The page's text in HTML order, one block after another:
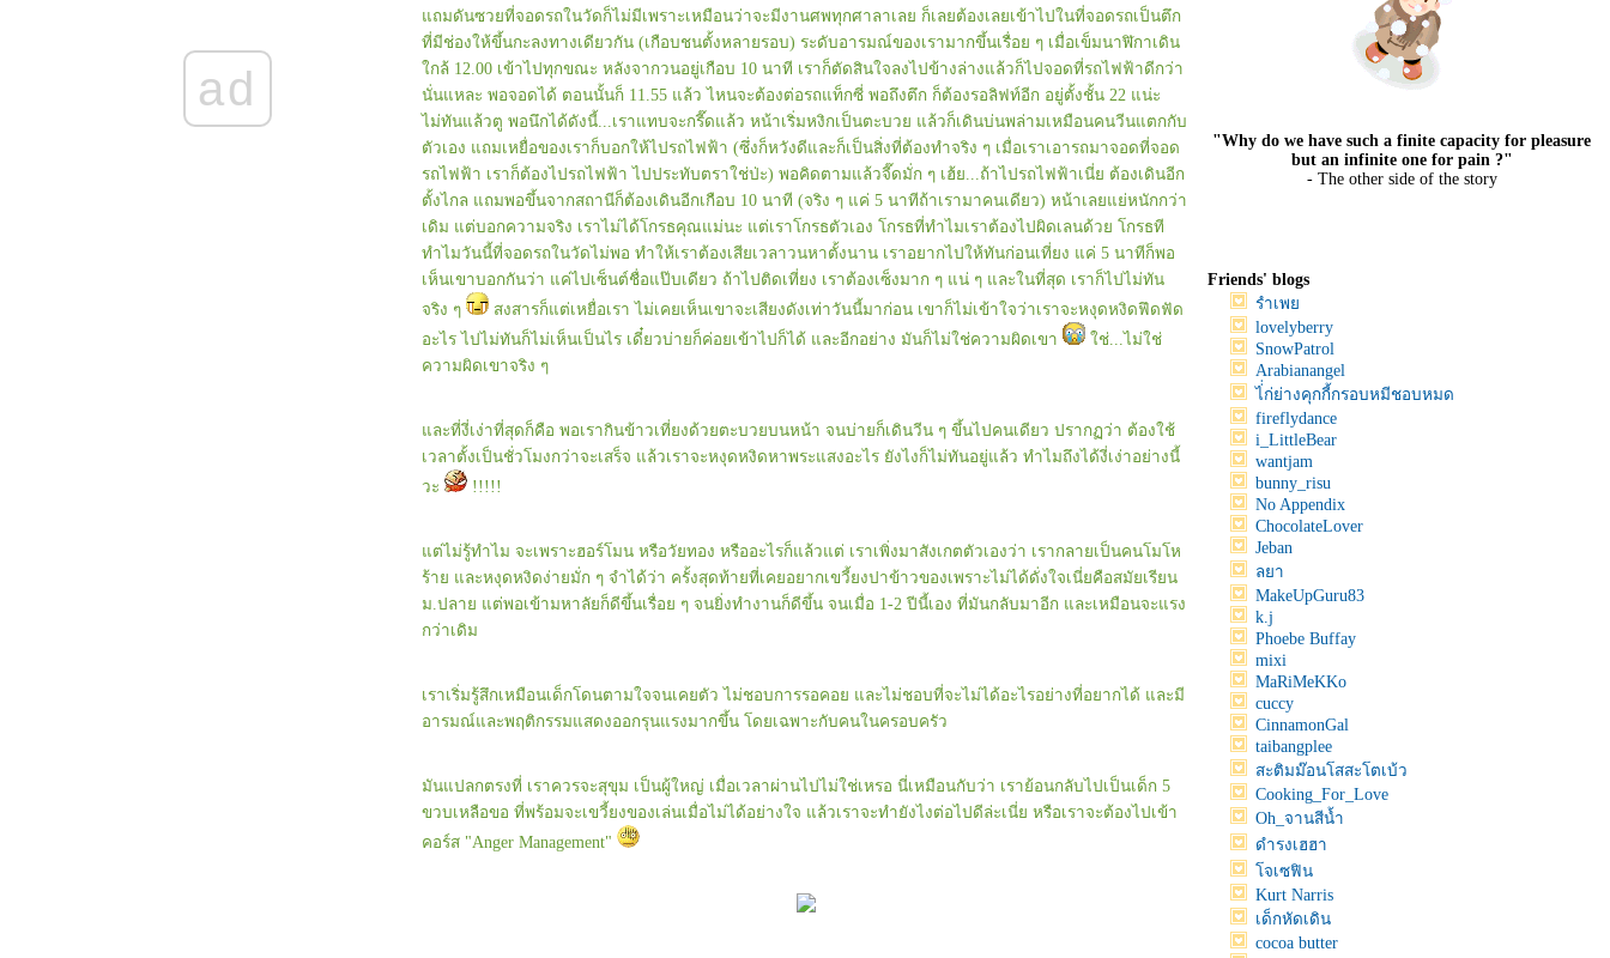
Goodbye October & Welcome my sweet
- - My Happy Moments - -
ad
ถมดันซวยที่จอดรถในวัดก็ไม่มีเพราะเหมือนว่าจะมีงานศพทุกศาลาเลย ก็เลยต้องเลยเข้าไปในที่จอดรถเป็นตึก
ที่มีช่องให้ขึ้นกะลงทางเดียวกัน (เกือบชนตั้งหลายรอบ) ระดับอารมณ์ของเรามากขึ้นเรื่อย ๆ เมื่อเข็มนาฬิกาเดิน
กล้ 12.00 เข้าไปทุกขณะ หลังจากวนอยู่เกือบ 10 นาที เราก็ตัดสินใจลงไปข้างล่างแล้วก็ไปจอดที่รถไฟฟ้าดีกว่า
นั่นแหละ พอจอดได้ ตอนนั้นก็ 11.55 แล้ว ไหนจะต้องต่อรถแท็กซี่ พอถึงตึก ก็ต้องรอลิฟท์อีก อยู่ตั้งชั้น 22 แน่ะ
ไม่ทันแล้วตู พอนึกได้ดังนี้...เราแทบจะกรี๊ดแล้ว หน้าเริ่มหงิกเป็นตะบวย แล้วก็เดินบ่นพล่ามเหมือนคนวีนแตกกับ
ตัวเอง แถมเหยื่อของเราก็บอกให้ไปรถไฟฟ้า (ซึ่งก็หวังดีและก็เป็นสิ่งที่ต้องทำจริง ๆ เมื่อเราเอารถมาจอดที่จอด
รถไฟฟ้า เราก็ต้องไปรถไฟฟ้า ไปประทับตราใช่ป่ะ) พอคิดตามแล้วจี๊ดมั่ก ๆ เฮ้ย...ถ้าไปรถไฟฟ้าเนี่ย ต้องเดินอีก
ตั้งไกล แถมพอขึ้นจากสถานีก็ต้องเดินอีกเกือบ 10 นาที (จริง ๆ แค่ 5 นาทีถ้าเรามาคนเดียว) หน้าเลยแย่หนักกว่า
เดิม แต่บอกความจริง เราไม่ได้โกรธคุณแม่นะ แต่เราโกรธตัวเอง โกรธที่ทำไมเราต้องไปผิดเลนด้วย โกรธที
ทำไมวันนี้ที่จอดรถในวัดไม่พอ ทำให้เราต้องเสียเวลาวนหาตั้งนาน เราอยากไปให้ทันก่อนเที่ยง แค่ 5 นาทีก็พอ
เห็นเขาบอกกันว่า แค่ไปเซ็นต์ชื่อแป๊บเดียว ถ้าไปติดเที่ยง เราต้องเซ็งมาก ๆ แน่ ๆ และในที่สุด เราก็ไปไม่ทัน
จริง ๆ
สงสารก็แต่เหยื่อเรา ไม่เคยเห็นเขาจะเสียงดังเท่าวันนี้มาก่อน เขาก็ไม่เข้าใจว่าเราจะหงุดหงิดฟึดฟัด
อะไร ไปไม่ทันก็ไม่เห็นเป็นไร เดี๋ยวบ่ายก็ค่อยเข้าไปก็ได้ และอีกอย่าง มันก็ไม่ใช่ความผิดเขา
ช่...ไม่ใช่
ความผิดเขาจริง ๆ
ละที่งี่เง่าที่สุดก็คือ พอเรากินข้าวเที่ยงด้วยตะบวยบนหน้า จนบ่ายก็เดินวีน ๆ ขึ้นไปคนเดียว ปรากฏว่า ต้องใช้
เวลาตั้งเป็นชั่วโมงกว่าจะเสร็จ แล้วเราจะหงุดหงิดหาพระแสงอะไร ยังไงก็ไม่ทันอยู่แล้ว ทำไมถึงได้งี่เง่าอย่างนี้
วะ
!!!!!
ต่ไม่รู้ทำไม จะเพราะฮอร์โมน หรือวัยทอง หรืออะไรก็แล้วแต่ เราเพิ่งมาสังเกตตัวเองว่า เรากลายเป็นคนโมโห
ร้าย และหงุดหงิดง่ายมั่ก ๆ จำได้ว่า ครั้งสุดท้ายที่เคยอยากเขวี้ยงปาข้าวของเพราะไม่ได้ดั่งใจเนี่ยคือสมัยเรียน
ม.ปลาย แต่พอเข้ามหาลัยก็ดีขึ้นเรื่อย ๆ จนยิ่งทำงานก็ดีขึ้น จนเมื่อ 1-2 ปีนี้เอง ที่มันกลับมาอีก และเหมือนจะแรง
กว่าเดิม
เราเริ่มรู้สึกเหมือนเด็กโดนตามใจจนเคยตัว ไม่ชอบการรอคอย และไม่ชอบที่จะไม่ได้อะไรอย่างที่อยากได้ และมี
อารมณ์และพฤติกรรมแสดงออกรุนแรงมากขึ้น โดยเฉพาะกับคนในครอบครัว
มันแปลกตรงที่ เราควรจะสุขุม เป็นผู้ใหญ่ เมื่อเวลาผ่านไปไม่ใช่เหรอ นี่เหมือนกับว่า เราย้อนกลับไปเป็นเด็ก 5
ขวบเหลือขอ ที่พร้อมจะเขวี้ยงของเล่นเมื่อไม่ได้อย่างใจ แล้วเราจะทำยังไงต่อไปดีล่ะเนี่ย หรือเราจะต้องไปเข้า
คอร์ส "Anger Management"
"Why do we have such a finite capacity for pleasure
but an infinite one for pain ?"
- The other side of the story
Friends' blogs
รำเพ
lovelyberry
SnowPatrol
Arabianangel
ไ่่ก่ย่างคุกกี้กรอบหมีชอบหมด
fireflydance
i_LittleBear
wantjam
bunny_risu
No Appendix
ChocolateLover
Jeban
ลยา
MakeUpGuru83
k.j
Phoebe Buffay
mixi
MaRiMeKKo
cuccy
CinnamonGal
taibangplee
สะติมม๊อนโสสะโตเบ้ว
Cooking_For_Love
Oh_จานสีน้ำ
ดำรงเฮฮา
จเซฟิน
Kurt Narris
เด็กหัดเดิน
cocoa butter